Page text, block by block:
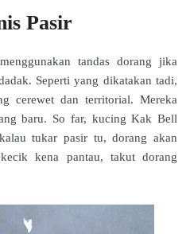
Pasir
tandas dorang jika
Seperti yang dikatakan tadi,
cerewet dan territorial. Mereka
baru. So far, kucing Kak Bell
tukar pasir tu, dorang akan
kena pantau, takut dorang